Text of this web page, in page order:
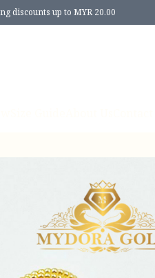
discounts up to MYR 20.00